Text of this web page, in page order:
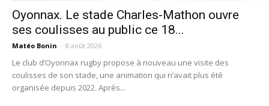
Oyonnax. Le stade Charles-Mathon ouvre
ses coulisses au public ce 18...
Matéo Bonin - 8 août 2026
Le club d’Oyonnax rugby propose à nouveau une visite des
coulisses de son stade, une animation qui n’avait plus été
organisée depuis 2022. Après...